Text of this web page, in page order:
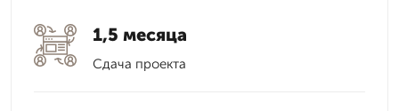
1,5 месяца
Сдача проекта